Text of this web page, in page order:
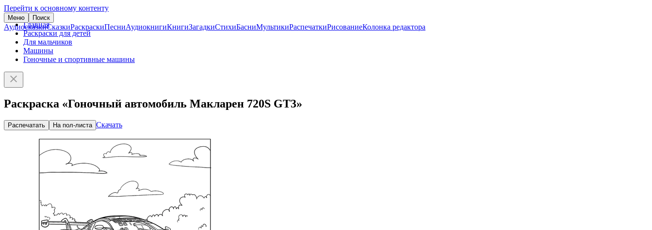
Перейти к основному контенту
Меню Поиск
АудиосказкиСказкиРаскраскиПесниАудиокнигиКнигиЗагадкиСтихиБасниМультикиРаспечаткиРисованиеКолонка редактора
Главная
Раскраски для детей
Для мальчиков
Машины
Гоночные и спортивные машины
Раскраска «Гоночный автомобиль Макларен 720S GT3»
Распечатать На пол-листа Скачать